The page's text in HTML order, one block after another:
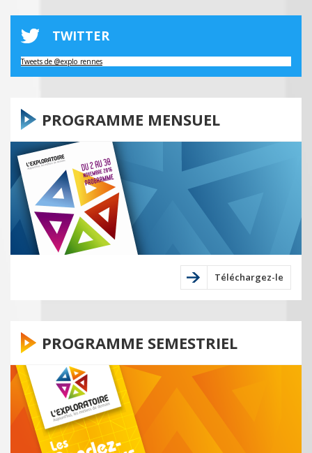
TWITTER
Tweets de @explo_rennes
PROGRAMME MENSUEL
Téléchargez-le
PROGRAMME SEMESTRIEL